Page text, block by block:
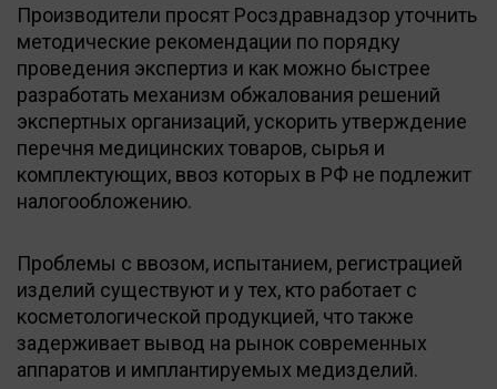
Производители просят Росздравнадзор уточнить
методические рекомендации по порядку
проведения экспертиз и как можно быстрее
разработать механизм обжалования решений
экспертных организаций, ускорить утверждение
перечня медицинских товаров, сырья и
комплектующих, ввоз которых в РФ не подлежит
налогообложению.
Проблемы с ввозом, испытанием, регистрацией
изделий существуют и у тех, кто работает с
косметологической продукцией, что также
задерживает вывод на рынок современных
аппаратов и имплантируемых медизделий.